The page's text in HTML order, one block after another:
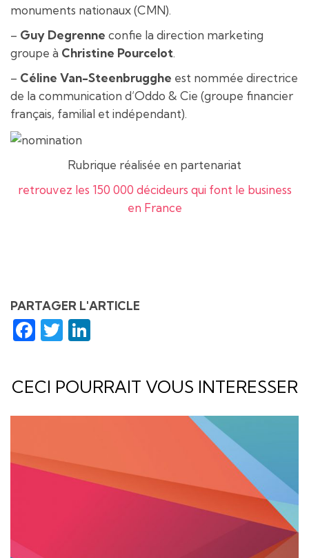
monuments nationaux (CMN).
– Guy Degrenne confie la direction marketing
groupe à Christine Pourcelot.
– Céline Van-Steenbrugghe est nommée directrice
de la communication d’Oddo & Cie (groupe financier
français, familial et indépendant).
Rubrique réalisée en partenariat
retrouvez les 150 000 décideurs qui font le business
en France
PARTAGER L'ARTICLE
Facebook
Twitter
CECI POURRAIT VOUS INTERESSER